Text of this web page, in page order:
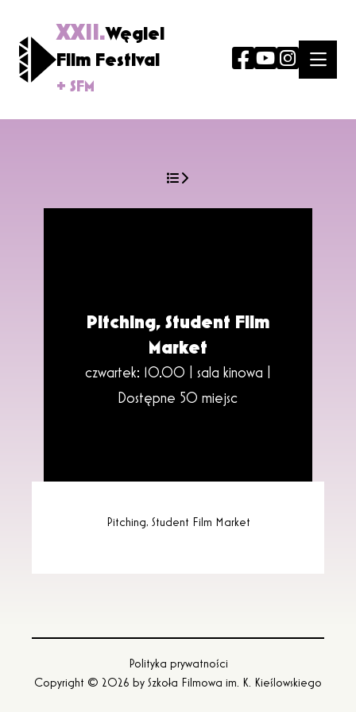
XXII.Węgiel
Film Festival
+ SFM
Pitching, Student Film
Market
czwartek: 10.00 | sala kinowa |
Dostępne 50 miejsc
Pitching, Student Film Market
Copyright © 2026 by Szkoła Filmowa im. K. Kieślowskiego
Polityka prywatności